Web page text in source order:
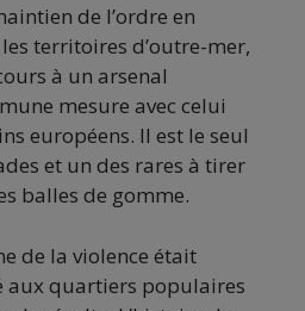
de l’ordre en
territoires d’outre-mer,
à un arsenal
mesure avec celui
européens. Il est le seul
et un des rares à tirer
balles de gomme.
de la violence était
aux quartiers populaires